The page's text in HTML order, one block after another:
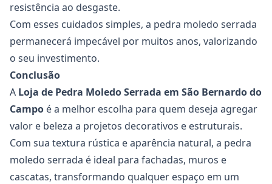
resistência ao desgaste.
Com esses cuidados simples, a pedra moledo serrada
permanecerá impecável por muitos anos, valorizando
o seu investimento.
Conclusão
A Loja de Pedra Moledo Serrada em São Bernardo do
Campo é a melhor escolha para quem deseja agregar
valor e beleza a projetos decorativos e estruturais.
Com sua textura rústica e aparência natural, a pedra
moledo serrada é ideal para fachadas, muros e
cascatas, transformando qualquer espaço em um